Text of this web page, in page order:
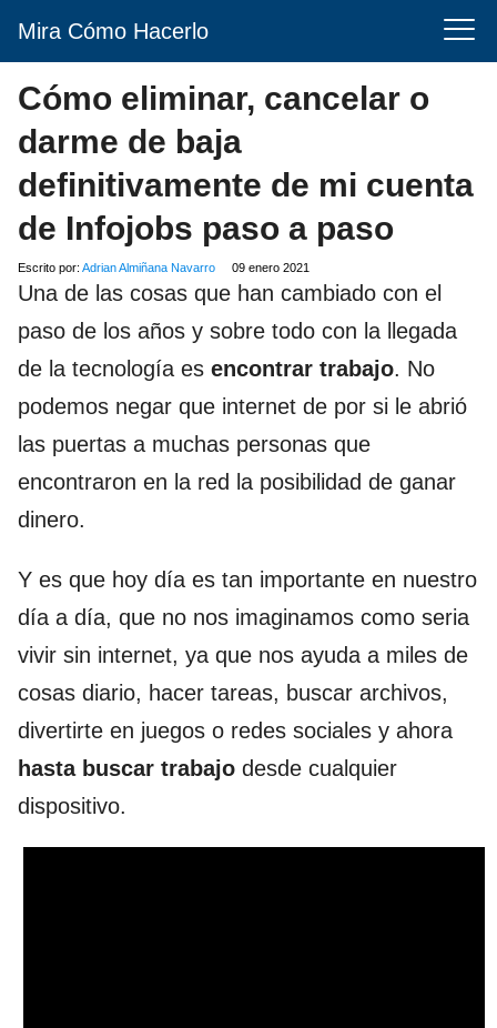
Mira Cómo Hacerlo
Cómo eliminar, cancelar o
darme de baja
definitivamente de mi cuenta
de Infojobs paso a paso
Escrito por: Adrian Almiñana Navarro 09 enero 2021
Una de las cosas que han cambiado con el
paso de los años y sobre todo con la llegada
de la tecnología es encontrar trabajo. No
podemos negar que internet de por si le abrió
las puertas a muchas personas que
encontraron en la red la posibilidad de ganar
dinero.
Y es que hoy día es tan importante en nuestro
día a día, que no nos imaginamos como seria
vivir sin internet, ya que nos ayuda a miles de
cosas diario, hacer tareas, buscar archivos,
divertirte en juegos o redes sociales y ahora
hasta buscar trabajo desde cualquier
dispositivo.